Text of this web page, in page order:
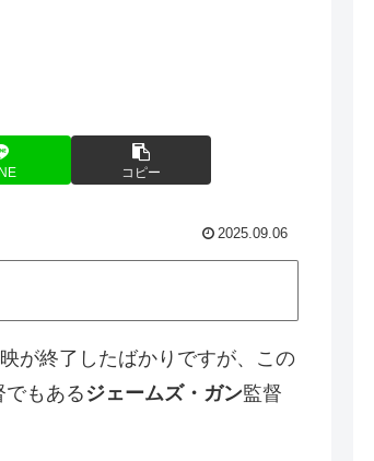
コピー
2025.09.06
が終了したばかりですが、この
もある ジェームズ・ガン監督